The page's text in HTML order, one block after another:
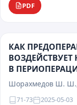
PDF
КАК
В
Шорахмедов Ш. Ш.,
71-73 2025-05-03